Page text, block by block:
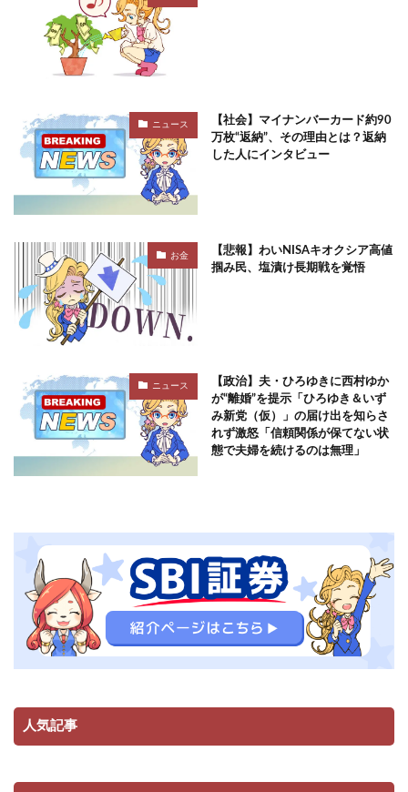
ニュース
【社会】マイナンバーカード約90
万枚“返納”、その理由とは？返納
した人にインタビュー
お金
【悲報】わいNISAキオクシア高値
掴み民、塩漬け長期戦を覚悟
ニュース
【政治】夫・ひろゆきに西村ゆか
が“離婚”を提示「ひろゆき＆いず
み新党（仮）」の届け出を知らさ
れず激怒「信頼関係が保てない状
態で夫婦を続けるのは無理」
人気記事